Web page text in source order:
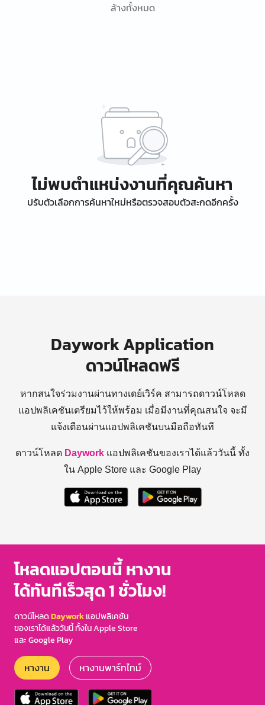
ล้างทั้งหมด
ไม่พบตำแหน่งงานที่คุณค้นหา
ปรับตัวเลือกการค้นหาใหม่หรือตรวจสอบตัวสะกดอีกครั้ง
Daywork Application
ดาวน์โหลดฟรี
หากสนใจร่วมงานผ่านทางเดย์เวิร์ค สามารถดาวน์โหลด
แอปพลิเคชันเตรียมไว้ให้พร้อม เมื่อมีงานที่คุณสนใจ จะมี
แจ้งเตือนผ่านแอปพลิเคชันบนมือถือทันที
ดาวน์โหลด Daywork แอปพลิเคชันของเราได้แล้ววันนี้ ทั้ง
ใน Apple Store และ Google Play
โหลดแอปตอนนี้ หางาน
ได้ทันทีเร็วสุด 1 ชั่วโมง!
ดาวน์โหลดDayworkแอปพลิเคชัน
ของเราได้แล้ววันนี้ ทั้งใน Apple Store
และ Google Play
หางาน หางานพาร์ทไทม์